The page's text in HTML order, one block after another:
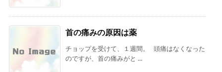
首の痛みの原因は薬
チョップを受けて、１週間。 頭痛はなくなった
のですが、首の痛みがと ...